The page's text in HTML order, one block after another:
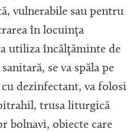
vulnerabile sau pentru
în locuinţa
utiliza încălţăminte de
se va spăla pe
dezinfectant, va folosi
trusa liturgică
bolnavi, obiecte care